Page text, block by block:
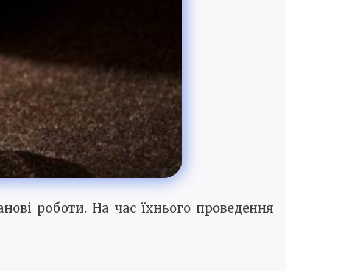
роботи. На час їхнього проведення